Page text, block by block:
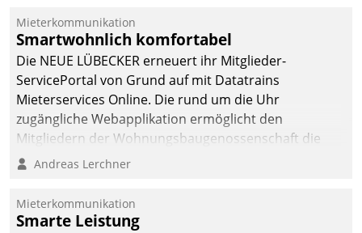
Mieterkommunikation
Smartwohnlich komfortabel
Die NEUE LÜBECKER erneuert ihr Mitglieder-
ServicePortal von Grund auf mit Datatrains
Mieterservices Online. Die rund um die Uhr
zugängliche Webapplikation ermöglicht den
Mitgliedern der Wohnungs­bau­genossenschaft die
Kontaktaufnahme per Smartphone, Tablet oder PC.
Andreas Lerchner
Mieterkommunikation
Smarte Leistung